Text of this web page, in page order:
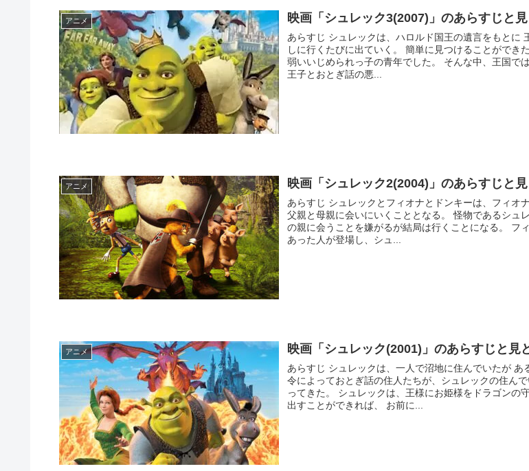
アニメ 映画「シュレック3(2007)」のあらすじと
あらすじ シュレックは、ハロルド国王の遺言をもとに 王国の後継を探
しに行くたびに出ていく。 簡単に見つけることができたものの、気の
弱いいじめられっ子の青年でした。 そんな中、王国ではチャーミング
王子とおとぎ話の悪...
アニメ 映画「シュレック2(2004)」のあらすじと
あらすじ シュレックとフィオナとドンキーは、フィオ
父親と母親に会いにいくこととなる。 怪物であるシュレックは、人間
の親に会うことを嫌がるが結局は行くことになる。 フィオナの許婚で
あった人が登場し、シュ...
アニメ 映画「シュレック(2001)」のあらすじと見
あらすじ シュレックは、一人で沼地に住んでいたが ある日、王国の命
令によっておとぎ話の住人たちが、シュレックの住ん
ってきた。 シュレックは、王様にお姫様をドラゴンの守る城から助け
出すことができれば、 お前に...